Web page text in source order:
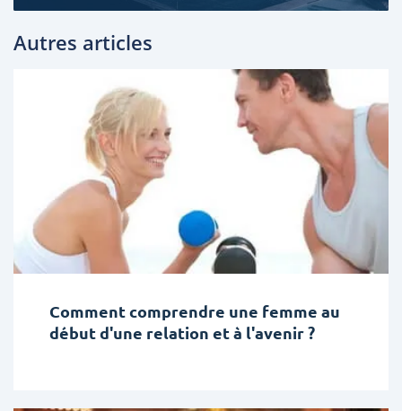
Autres articles
Comment comprendre une femme au
début d'une relation et à l'avenir ?